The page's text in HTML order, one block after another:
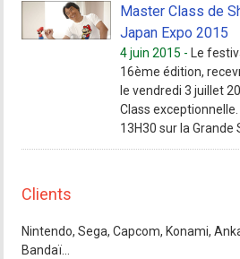
Master Class de
Japan Expo 2015
4 juin 2015 -
Le
16ème édition,
le vendredi 3 juillet
Class
13H30 sur la Grande
Clients
Nintendo, Sega, Capcom, Konami,
Bandaï…